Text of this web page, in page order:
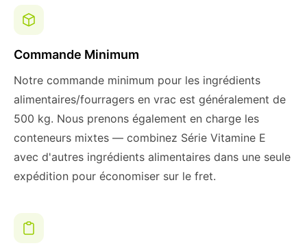
Commande Minimum
Notre commande minimum pour les ingrédients
alimentaires/fourragers en vrac est généralement de
500 kg. Nous prenons également en charge les
conteneurs mixtes — combinez Série Vitamine E
avec d'autres ingrédients alimentaires dans une seule
expédition pour économiser sur le fret.